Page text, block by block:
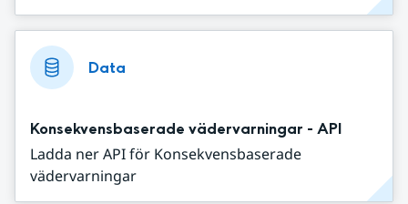
Data
Konsekvensbaserade vädervarningar - API
Ladda ner API för Konsekvensbaserade
vädervarningar